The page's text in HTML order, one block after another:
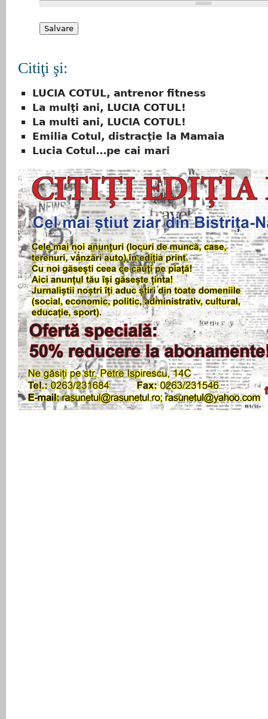
Citiţi şi:
LUCIA COTUL, antrenor fitness
La mulţi ani, LUCIA COTUL!
La multi ani, LUCIA COTUL!
Emilia Cotul, distracţie la Mamaia
Lucia Cotul...pe cai mari